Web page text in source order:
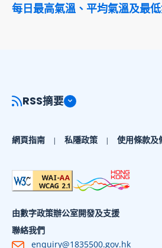
每日最高氣溫、平均氣溫及最
RSS摘要
網頁指南 私隱政策 使用條款及
由數字政策辦公室開發及支援
聯絡我們
enquiry@1835500.gov.hk